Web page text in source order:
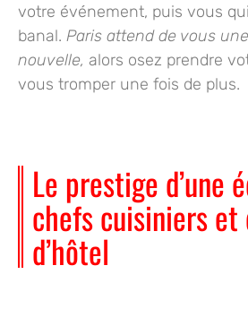
votre événement, puis vous
banal. Paris attend de vous
nouvelle, alors osez prendre
vous tromper une fois de plus.
Le prestige d’une
chefs cuisiniers
d’hôtel